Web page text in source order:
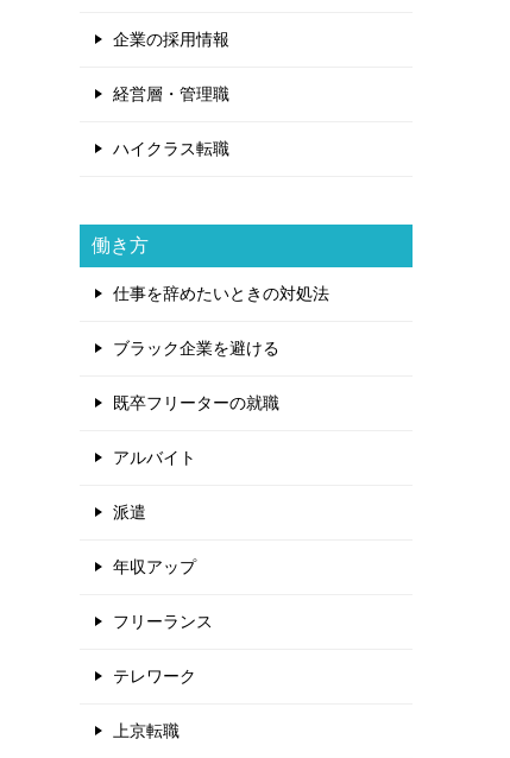
企業の採用情報
経営層・管理職
ハイクラス転職
働き方
仕事を辞めたいときの対処法
ブラック企業を避ける
既卒フリーターの就職
アルバイト
派遣
年収アップ
フリーランス
テレワーク
上京転職